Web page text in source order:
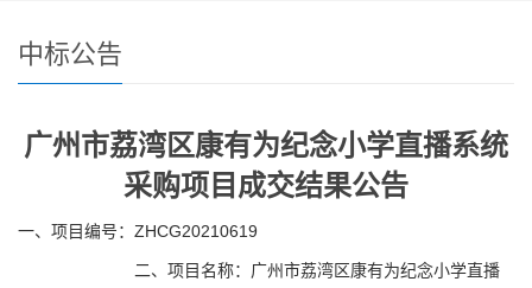
中标公告
广州市荔湾区康有为纪念小学直播系统
采购项目成交结果公告
一、项目编号： ZHCG20210619
二、项目名称：广州市荔湾区康有为纪念小学直播